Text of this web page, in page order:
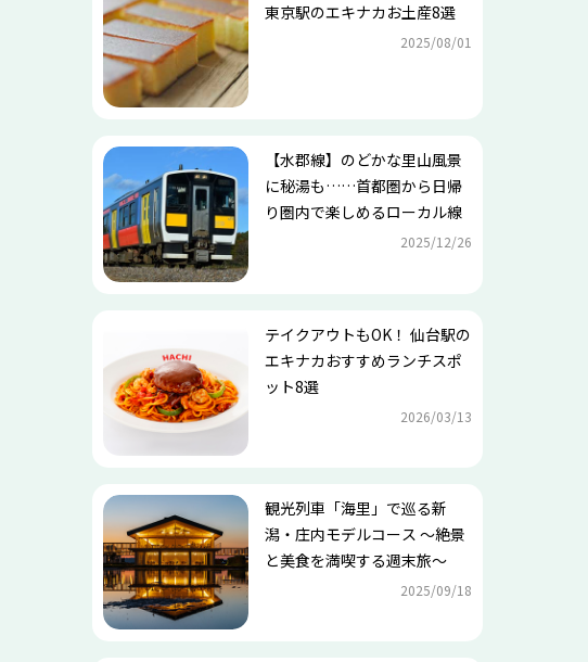
東京駅のエキナカお土産8選
2025/08/01
【水郡線】のどかな里山風景
に秘湯も……首都圏から日帰
り圏内で楽しめるローカル線
2025/12/26
テイクアウトもOK！ 仙台駅の
エキナカおすすめランチスポ
ット8選
2026/03/13
観光列車「海里」で巡る新
潟・庄内モデルコース ～絶景
と美食を満喫する週末旅～
2025/09/18